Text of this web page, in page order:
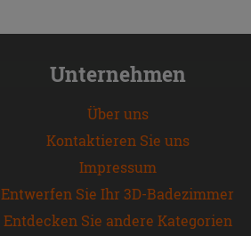
Unternehmen
Über uns
Kontaktieren Sie uns
Impressum
Entwerfen Sie Ihr 3D-Badezimmer
Entdecken Sie andere Kategorien